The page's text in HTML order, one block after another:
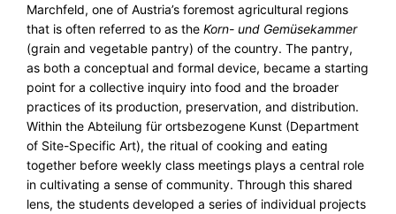
Marchfeld, one of Austria’s foremost agricultural regions
that is often referred to as theKorn- und Gemüsekammer
(grain and vegetable pantry) of the country. The pantry,
as both a conceptual and formal device, became a starting
point for a collective inquiry into food and the broader
practices of its production, preservation, and distribution.
Within the Abteilung für ortsbezogene Kunst (Department
of Site-Specific Art), the ritual of cooking and eating
together before weekly class meetings plays a central role
in cultivating a sense of community. Through this shared
lens, the students developed a series of individual projects